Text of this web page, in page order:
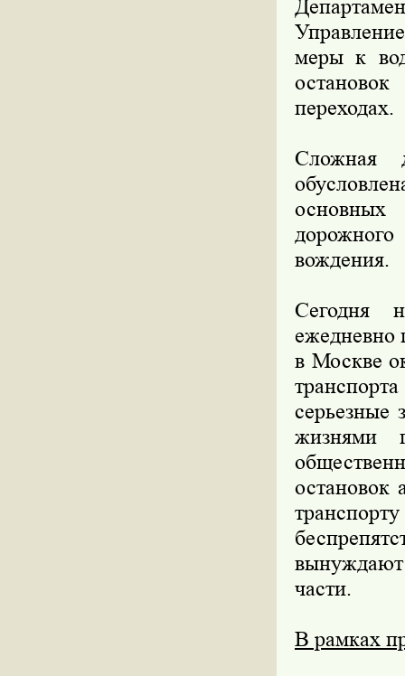
меры к
переходах.
Сложная
основных
вождения.
Сегодня
ежедневно
в Москве
серьезные
жизнями
остановок
части.
В рамках